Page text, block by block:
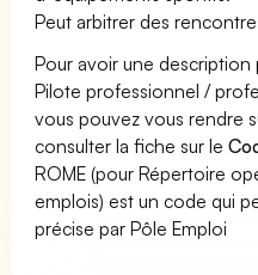
Peut arbitrer des
Pour avoir une
Pilote professionnel /
vous pouvez vous rendre
consulter la fiche sur le
ROME (pour Répertoire
emplois) est un code qui
précise par Pôle Emploi